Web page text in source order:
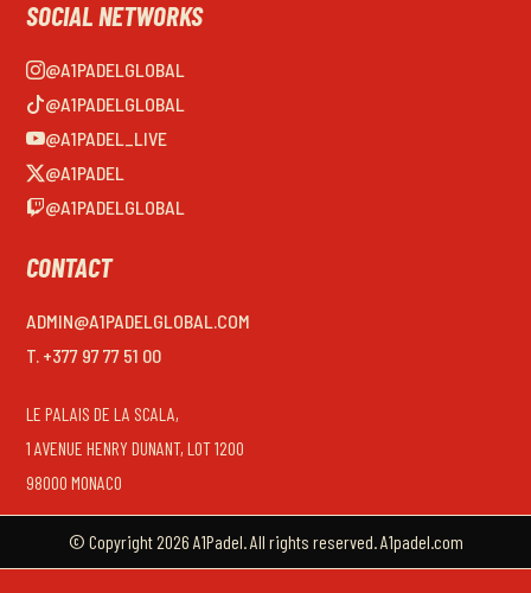
SOCIAL NETWORKS
@A1PADELGLOBAL
@A1PADELGLOBAL
@A1PADEL_LIVE
@A1PADEL
@A1PADELGLOBAL
CONTACT
ADMIN@A1PADELGLOBAL.COM
T. +377 97 77 51 00
LE PALAIS DE LA SCALA,
1 AVENUE HENRY DUNANT, LOT 1200
98000 MONACO
© Copyright 2026 A1Padel. All rights reserved. A1padel.com